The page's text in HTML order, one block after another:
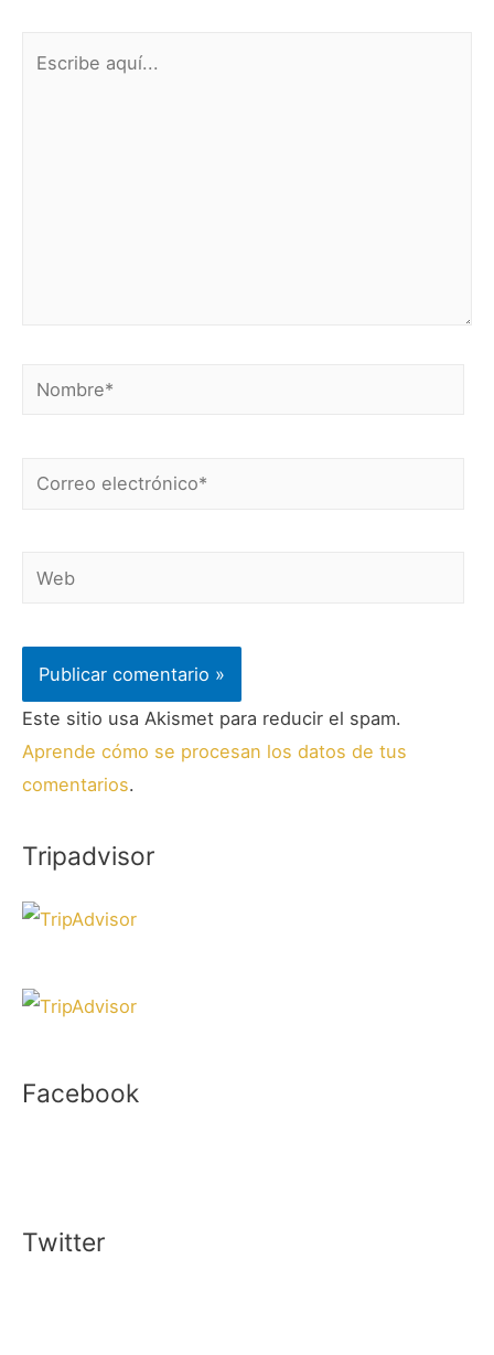
Este sitio usa Akismet para reducir el spam.
Aprende cómo se procesan los datos de tus
comentarios.
Tripadvisor
Facebook
Twitter